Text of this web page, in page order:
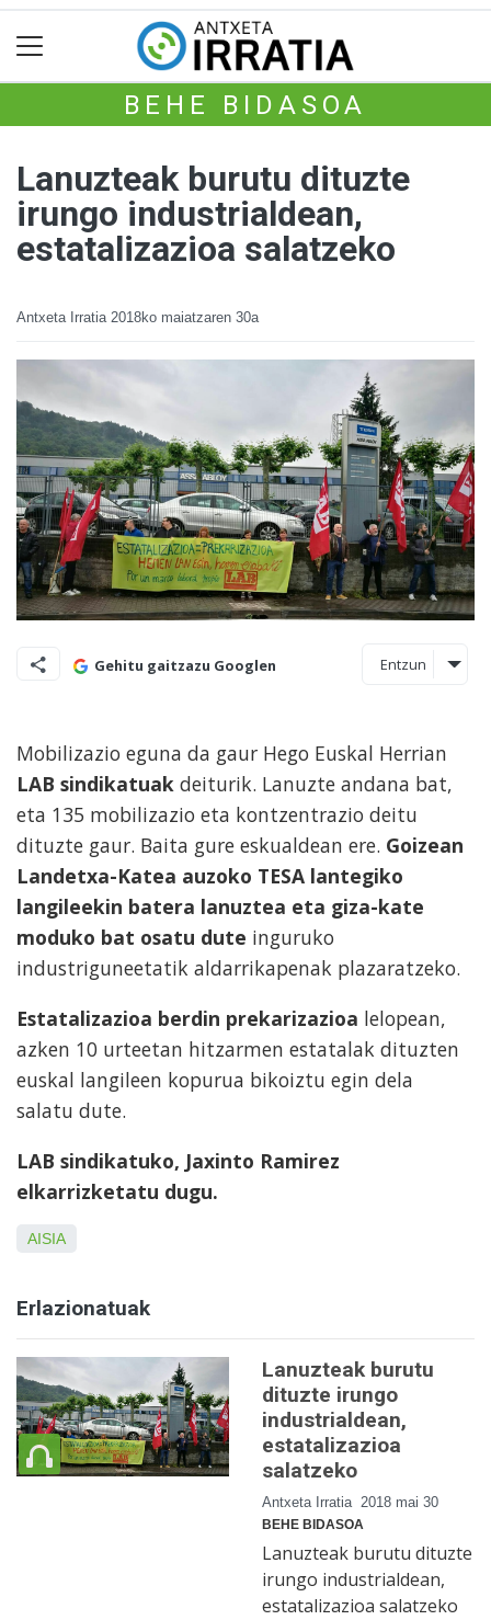
BEHE BIDASOA
Lanuzteak burutu dituzte
irungo industrialdean,
estatalizazioa salatzeko
Antxeta Irratia 2018ko maiatzaren 30a
Gehitu gaitzazu Googlen Entzun
Mobilizazio eguna da gaur Hego Euskal Herrian
LAB sindikatuak deiturik. Lanuzte andana bat,
eta 135 mobilizazio eta kontzentrazio deitu
dituzte gaur. Baita gure eskualdean ere. Goizean
Landetxa-Katea auzoko TESA lantegiko
langileekin batera lanuztea eta giza-kate
moduko bat osatu dute inguruko
industriguneetatik aldarrikapenak plazaratzeko.
Estatalizazioa berdin prekarizazioa lelopean,
azken 10 urteetan hitzarmen estatalak dituzten
euskal langileen kopurua bikoiztu egin dela
salatu dute.
LAB sindikatuko, Jaxinto Ramirez
elkarrizketatu dugu.
AISIA
Erlazionatuak
Lanuzteak burutu
dituzte irungo
industrialdean,
estatalizazioa
salatzeko
Antxeta Irratia 2018 mai 30
BEHE BIDASOA
Lanuzteak burutu dituzte
irungo industrialdean,
estatalizazioa salatzeko